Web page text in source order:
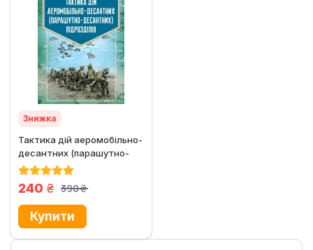
Знижка
Тактика дій аеромобільно-
десантних (парашутно-
десантних) підрозділів
390
грн.
240 грн.